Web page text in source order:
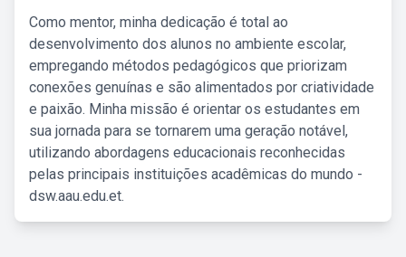
Como mentor, minha dedicação é total ao
desenvolvimento dos alunos no ambiente escolar,
empregando métodos pedagógicos que priorizam
conexões genuínas e são alimentados por criatividade
e paixão. Minha missão é orientar os estudantes em
sua jornada para se tornarem uma geração notável,
utilizando abordagens educacionais reconhecidas
pelas principais instituições acadêmicas do mundo -
dsw.aau.edu.et.